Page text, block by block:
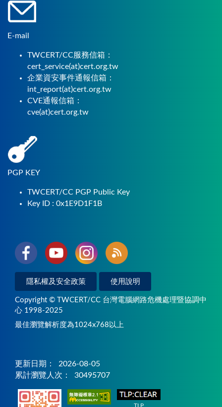
E-mail
TWCERT/CC服務信箱：
cert_service(at)cert.org.tw
企業資安事件通報信箱：
int_report(at)cert.org.tw
CVE通報信箱：
cve(at)cert.org.tw
PGP KEY
TWCERT/CC PGP Public Key
Key ID : 0x1E9D1F1B
隱私權及安全政策 使用說明
Copyright © TWCERT/CC 台灣電腦網路危機處理暨協調中
心 1998-2025
最佳瀏覽解析度為1024x768以上
更新日期：
2026-08-05
累計瀏覽人次：
30495707
TLP